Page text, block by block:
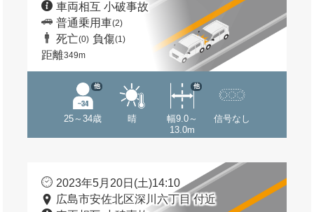
車両相互 小破事故
普通乗用車(2)
死亡(0) 負傷(1)
距離349m
25～34歳
他
晴
幅9.0～
13.0m
他
信号なし
2023年5月20日(土)14:10
広島市安佐北区深川六丁目 付近